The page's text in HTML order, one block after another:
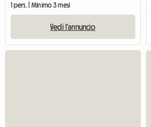
1 pers. | Minimo 3 mesi
Vedi l'annuncio